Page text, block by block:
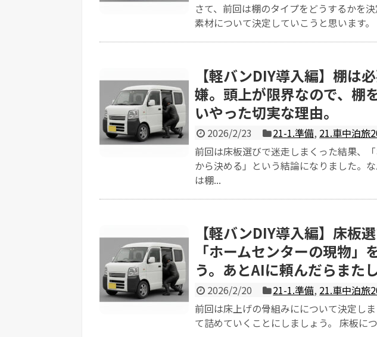
さて、前回は棚のタイプをどうするかを
素材について決定していこうと思います
【軽バンDIY導入編】棚は
嫌。頭上が限界なので、棚
いやった切実な理由。
2026/2/23 21-1.準備, 21.車中泊旅
前回は床板選びで迷走しまくった結果、
から決める」という結論になりました。
は棚...
【軽バンDIY導入編】床板
「ホームセンターの現物」
う。あとAIに頼んだらまた
2026/2/20 21-1.準備, 21.車中泊旅
前回は床上げの骨組みにについて決定し
て詰めていくことにしましょう。 床板に